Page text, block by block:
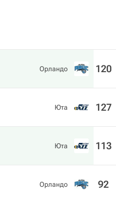
Орландо 120
Юта 127
Юта 113
Орландо 92